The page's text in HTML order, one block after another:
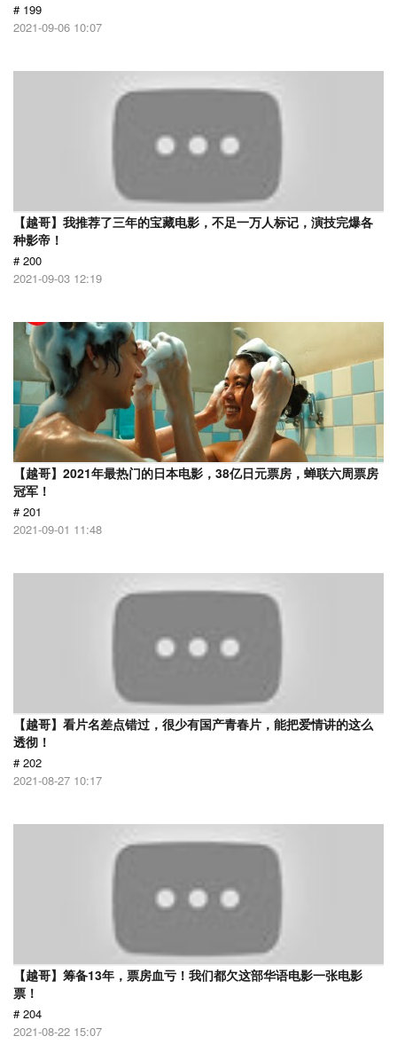
# 199
2021-09-06 10:07
【越哥】我推荐了三年的宝藏电影，不足一万人标记，演技完爆各
种影帝！
# 200
2021-09-03 12:19
【越哥】2021年最热门的日本电影，38亿日元票房，蝉联六周票房
冠军！
# 201
2021-09-01 11:48
【越哥】看片名差点错过，很少有国产青春片，能把爱情讲的这么
透彻！
# 202
2021-08-27 10:17
【越哥】筹备13年，票房血亏！我们都欠这部华语电影一张电影
票！
# 204
2021-08-22 15:07